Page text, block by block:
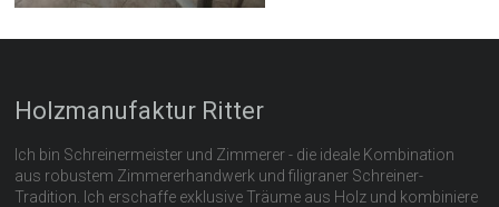
Holzmanufaktur Ritter
Ich bin Schreinermeister und Zimmerer - die ideale Kombination
aus robustem Zimmererhandwerk und filigraner Schreiner-
Tradition. Ich erschaffe exklusive Träume aus Holz und kombiniere